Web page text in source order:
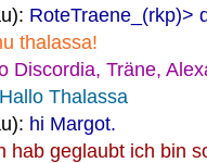
RoteTraene_(rkp)>
thalassa!
Discordia, Träne,
Hallo Thalassa
hi Margot.
hab geglaubt ich bin